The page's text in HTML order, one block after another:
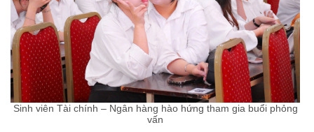
Sinh viên Tài chính – Ngân hàng hào hứng tham gia buổi phỏng
vấn